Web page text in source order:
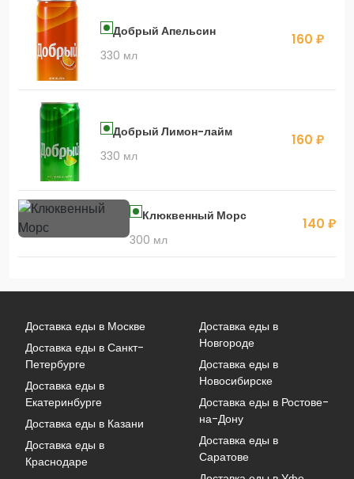
Добрый Апельсин
330 мл
160 ₽
Добрый Лимон-лайм
330 мл
160 ₽
Клюквенный Морс
300 мл
140 ₽
Доставка еды в Москве
Доставка еды в Санкт-
Петербурге
Доставка еды в
Екатеринбурге
Доставка еды в Казани
Доставка еды в
Краснодаре
Доставка еды в
Новгороде
Доставка еды в
Новосибирске
Доставка еды в Ростове-
на-Дону
Доставка еды в
Саратове